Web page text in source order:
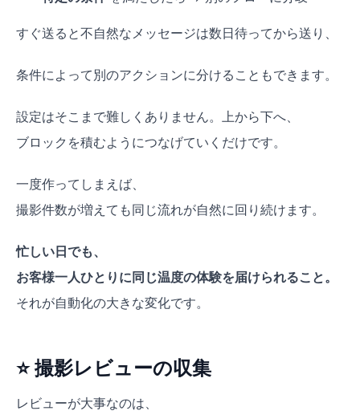
すぐ送ると不自然なメッセージは数日待ってから送り、
条件によって別のアクションに分けることもできます。
設定はそこまで難しくありません。上から下へ、
ブロックを積むようにつなげていくだけです。
一度作ってしまえば、
撮影件数が増えても同じ流れが自然に回り続けます。
忙しい日でも、
お客様一人ひとりに同じ温度の体験を届けられること。
それが自動化の大きな変化です。
⭐ 撮影レビューの収集
レビューが大事なのは、